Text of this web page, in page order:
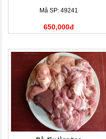
Mã SP: 49241
650,000đ